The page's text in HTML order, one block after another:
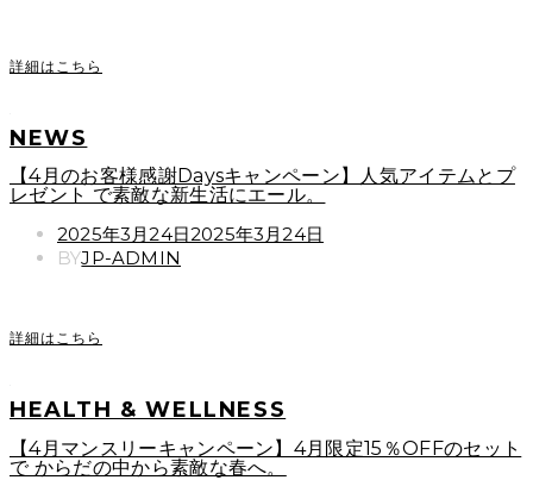
詳細はこちら
NEWS
【4月のお客様感謝Daysキャンペーン】人気アイテムとプ
レゼント で素敵な新生活にエール。
POSTED
ON
2025年3月24日2025年3月24日
BYJP-ADMIN
詳細はこちら
HEALTH & WELLNESS
【4月マンスリーキャンペーン】4月限定15％OFFのセット
で からだの中から素敵な春へ。